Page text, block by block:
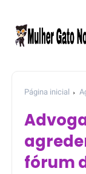
Página inicial
fórum